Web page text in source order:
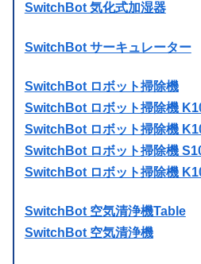
SwitchBot 気化式加湿器
SwitchBot サーキュレーター
SwitchBot ロボット掃除機
SwitchBot ロボット掃除機
SwitchBot ロボット掃除機
SwitchBot ロボット掃除機
SwitchBot ロボット掃除機
SwitchBot 空気清浄機Table
SwitchBot 空気清浄機